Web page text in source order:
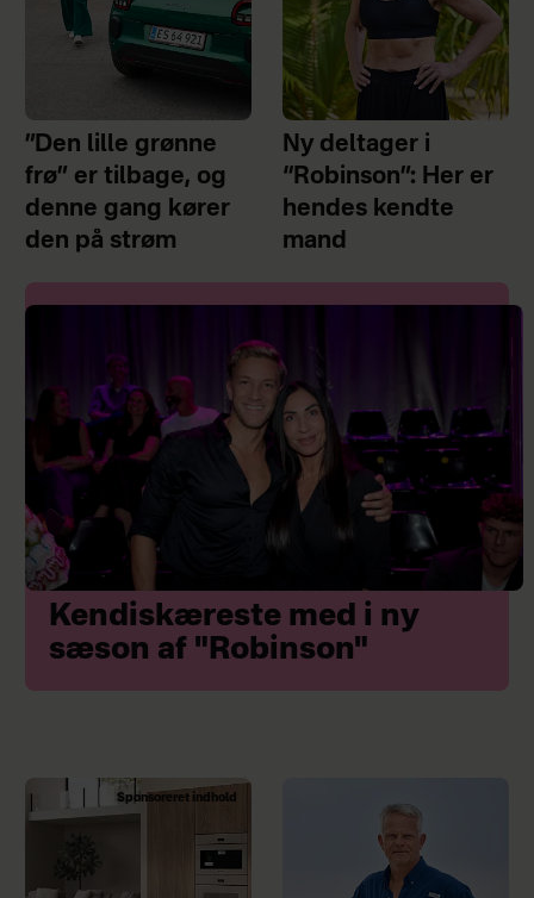
”Den lille grønne
frø” er tilbage, og
denne gang kører
den på strøm
Ny deltager i
“Robinson”: Her er
hendes kendte
mand
Kendiskæreste med i ny
sæson af "Robinson"
Sponsoreret indhold